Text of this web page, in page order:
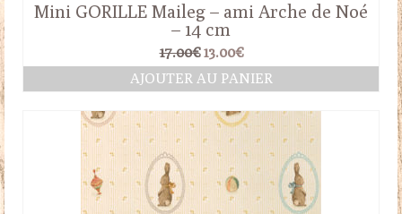
Mini GORILLE Maileg – ami Arche de Noé
– 14 cm
17.00€ Le
prix
initial
17.00€.
13.00€Le
prix
actuel
13.00€.
AJOUTER AU PANIER